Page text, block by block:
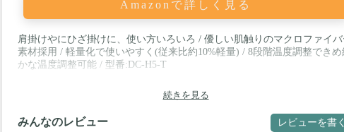
Amazonで詳しく見る
肩掛けやにひざ掛けに、使い方いろいろ / 優しい肌触りのマクロファイバ
素材採用 / 軽量化で使いやすく(従来比約10%軽量) / 8段階温度調整できめ
かな温度調整可能 / 型番:DC-H5-T
続きを見る
みんなのレビュー レビューを書く